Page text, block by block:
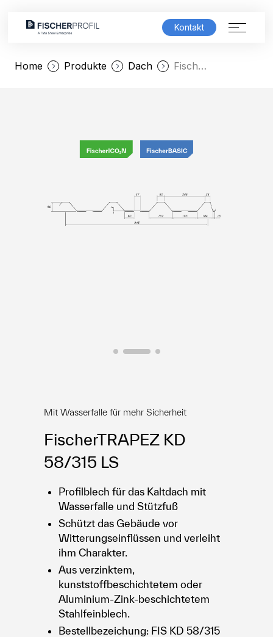
Kontakt
Produktwelt
Service & Support
Karriere
Home Produkte Dach FischerTRAPEZ KD 58/315 LS
Mit Wasserfalle für mehr Sicherheit
FischerTRAPEZ KD
58/315 LS
Profilblech für das Kaltdach mit
Wasserfalle und Stützfuß
Schützt das Gebäude vor
Witterungseinflüssen und verleiht
ihm Charakter.
Aus verzinktem,
kunststoffbeschichtetem oder
Aluminium-Zink-beschichtetem
Stahlfeinblech.
Bestellbezeichung: FIS KD 58/315